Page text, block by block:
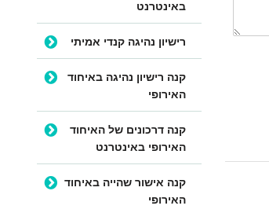
באינטרנט
רישיון נהיגה קנדי אמיתי
קנה רישיון נהיגה באיחוד
האירופי
קנה דרכונים של האיחוד
האירופי באינטרנט
קנה אישור שהייה באיחוד
האירופי